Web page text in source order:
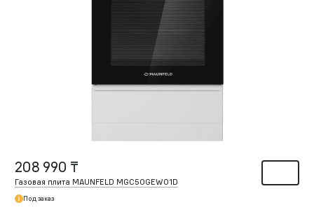
208 990 ₸
Газовая плита MAUNFELD MGC50GEW01D
Под заказ